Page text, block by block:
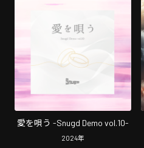
愛を唄う -Snugd Demo vol.10-
2024年